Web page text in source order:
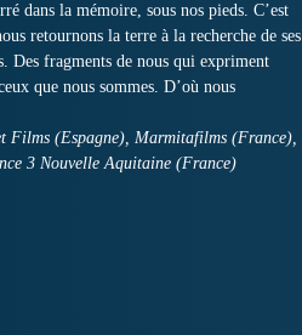
dans la mémoire, sous nos pieds. C’est
retournons la terre à la recherche de ses
Des fragments de nous qui expriment
que nous sommes. D’où nous
Films (Espagne), Marmitafilms (France),
3 Nouvelle Aquitaine (France)